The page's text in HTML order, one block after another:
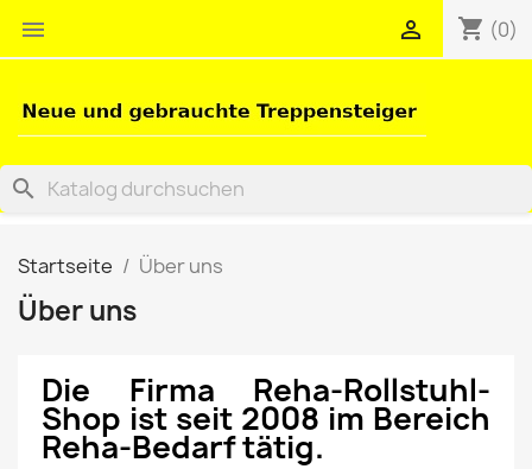
 shopping_cart (0)

search
Startseite Über uns
Über uns
Die Firma Reha-Rollstuhl-
Shop ist seit 2008 im Bereich
Reha-Bedarf tätig.